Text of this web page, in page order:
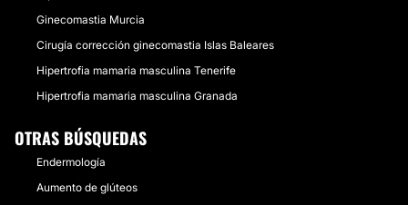
Ginecomastia Murcia
Cirugía corrección ginecomastia Islas Baleares
Hipertrofia mamaria masculina Tenerife
Hipertrofia mamaria masculina Granada
OTRAS BÚSQUEDAS
Endermología
Aumento de glúteos